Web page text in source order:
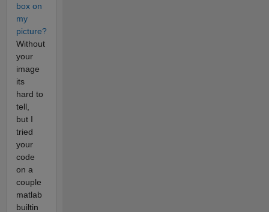
box on
my
picture?
Without
your
image
its
hard to
tell,
but I
tried
your
code
on a
couple
matlab
builtin